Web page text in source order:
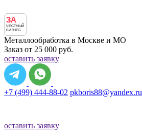
ЗА
ЧЕСТНЫЙ
БИЗНЕС
Металлообработка в Москве и МО
Заказ от 25 000 руб.
оставить заявку
+7 (499) 444-88-02 pkboris88@yandex.ru
оставить заявку